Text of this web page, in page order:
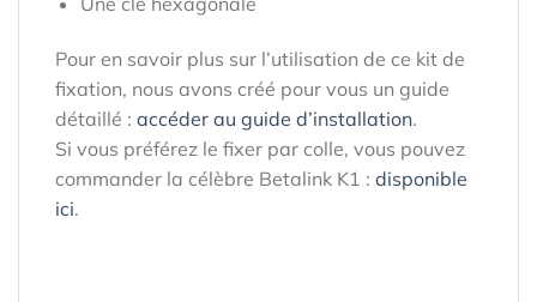
Pour en savoir plus sur l’utilisation de ce kit de
fixation, nous avons créé pour vous un guide
détaillé : accéder au guide d’installation.
Si vous préférez le fixer par colle, vous pouvez
commander la célèbre Betalink K1 : disponible
ici.